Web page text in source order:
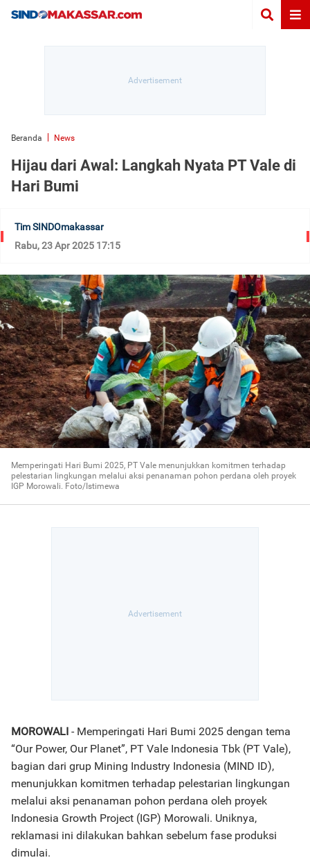
Beranda News
Hijau dari Awal: Langkah Nyata PT Vale di
Hari Bumi
Tim SINDOmakassar
Rabu, 23 Apr 2025 17:15
Memperingati Hari Bumi 2025, PT Vale menunjukkan komitmen terhadap
pelestarian lingkungan melalui aksi penanaman pohon perdana oleh proyek
IGP Morowali. Foto/Istimewa
MOROWALI - Memperingati Hari Bumi 2025 dengan tema
“Our Power, Our Planet”, PT Vale Indonesia Tbk (PT Vale),
bagian dari grup Mining Industry Indonesia (MIND ID),
menunjukkan komitmen terhadap pelestarian lingkungan
melalui aksi penanaman pohon perdana oleh proyek
Indonesia Growth Project (IGP) Morowali. Uniknya,
reklamasi ini dilakukan bahkan sebelum fase produksi
dimulai.